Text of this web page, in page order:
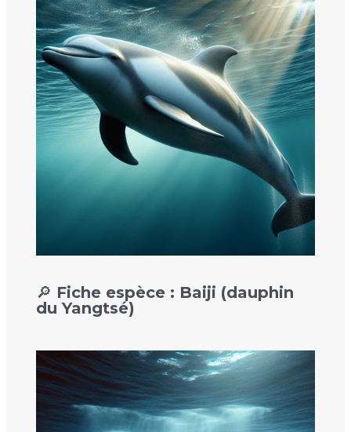
🔎 Fiche espèce : Baiji (dauphin
du Yangtsé)